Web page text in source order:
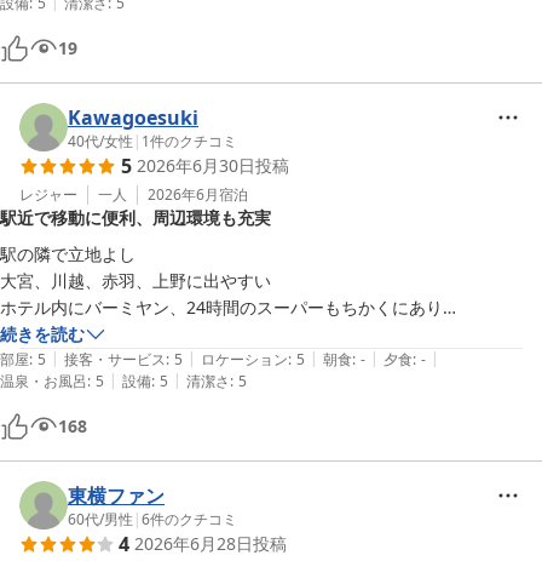
19
Kawagoesuki
40代/女性 | 1件のクチコミ
5 2026年6月30日投稿
レジャー 一人 2026年6月宿泊
駅近で移動に便利、周辺環境も充実
駅の隣で立地よし
大宮、川越、赤羽、上野に出やすい
ホテル内にバーミヤン、24時間のスーパーもちかくにあり
続きを読む
部屋: 5 | 接客・サービス: 5 | ロケーション: 5 | 朝食: - | 夕食: - |
温泉・お風呂: 5 | 設備: 5 | 清潔さ: 5
168
東横ファン
60代/男性 |6件のクチコミ
4 2026年6月28日投稿